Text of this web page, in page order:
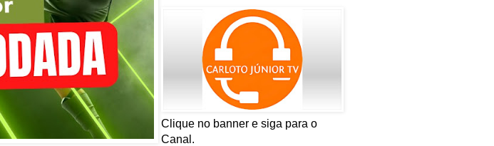
Clique no banner e siga para o
Canal.